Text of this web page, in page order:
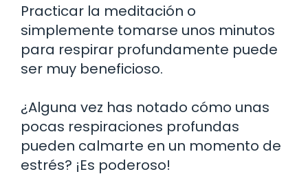
Practicar la meditación o
simplemente tomarse unos minutos
para respirar profundamente puede
ser muy beneficioso.
¿Alguna vez has notado cómo unas
pocas respiraciones profundas
pueden calmarte en un momento de
estrés? ¡Es poderoso!